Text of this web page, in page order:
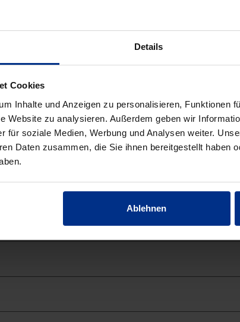
Details
Cookies
Inhalte und Anzeigen zu personalisieren, Funktionen
Website zu analysieren. Außerdem geben wir
für soziale Medien, Werbung und Analysen weiter.
Daten zusammen, die Sie ihnen bereitgestellt haben
Ablehnen